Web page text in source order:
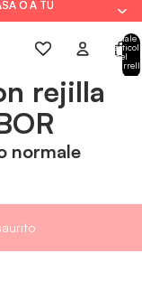
O A TU
O A TU
Totale
articoli
nel
rejilla
normale